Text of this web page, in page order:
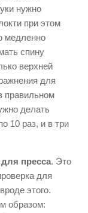
нужно
при этом
медленно
спину
верхней
для
правильном
делать
10 раз, и в три
пресса. Это
для
этого.
образом: